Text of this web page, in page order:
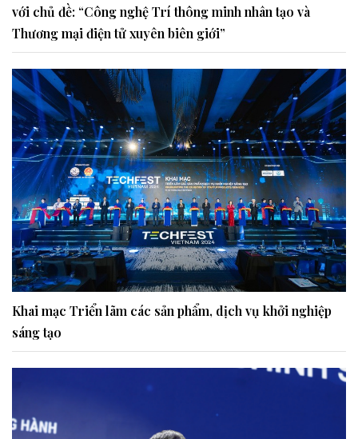
với chủ đề: “Công nghệ Trí thông minh nhân tạo và
Thương mại điện tử xuyên biên giới”
Khai mạc Triển lãm các sản phẩm, dịch vụ khởi nghiệp
sáng tạo